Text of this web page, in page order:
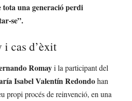
tota una generació perdi
se”.
i cas d’èxit
Romayi la participant del
Isabel Valentín Redondohan
propi procés de reinvenció, en una